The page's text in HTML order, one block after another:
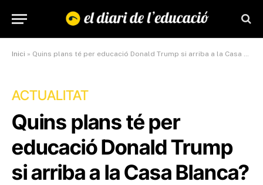
Inici » Quins plans té per educació Donald Trump si arriba a la Casa Blanca?
ACTUALITAT
Quins plans té per
educació Donald Trump
si arriba a la Casa Blanca?